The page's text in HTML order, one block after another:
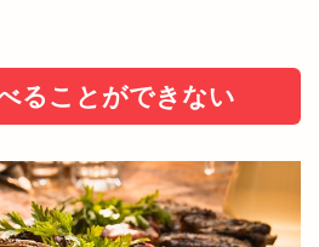
ることができない